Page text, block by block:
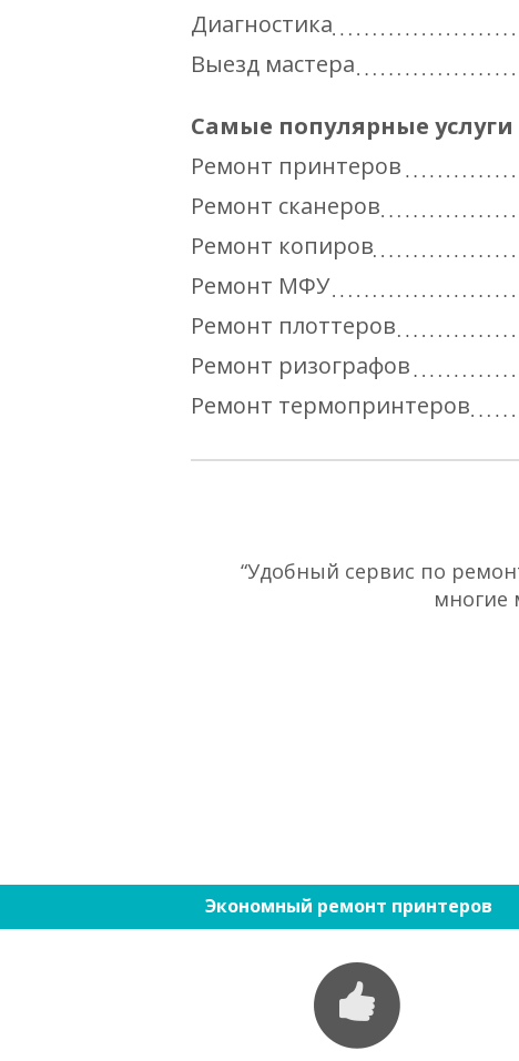
Диагностика
Выезд мастера
Самые популярные услуги
Ремонт принтеров
Ремонт сканеров
Ремонт копиров
Ремонт МФУ
Ремонт плоттеров
Ремонт ризографов
Ремонт термопринтеров
“Удобный сервис по
многие
Экономный ремонт принтеров